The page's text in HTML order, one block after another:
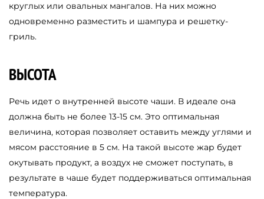
круглых или овальных мангалов. На них можно
одновременно разместить и шампура и решетку-
гриль.
ВЫСОТА
Речь идет о внутренней высоте чаши. В идеале она
должна быть не более 13-15 см. Это оптимальная
величина, которая позволяет оставить между углями и
мясом расстояние в 5 см. На такой высоте жар будет
окутывать продукт, а воздух не сможет поступать, в
результате в чаше будет поддерживаться оптимальная
температура.